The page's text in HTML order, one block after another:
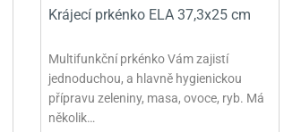
Krájecí prkénko ELA 37,3x25 cm
Multifunkční prkénko Vám zajistí
jednoduchou, a hlavně hygienickou
přípravu zeleniny, masa, ovoce, ryb. Má
několik…